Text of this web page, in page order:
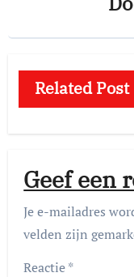
Related Post
Geef een
Je e-mailadres
velden zijn
Reactie*